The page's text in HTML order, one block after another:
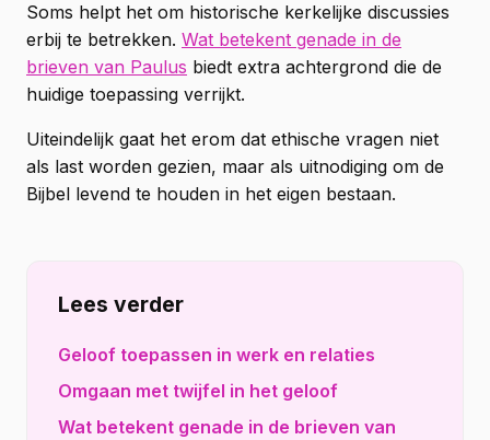
Soms helpt het om historische kerkelijke discussies
erbij te betrekken. Wat betekent genade in de
brieven van Paulus biedt extra achtergrond die de
huidige toepassing verrijkt.
Uiteindelijk gaat het erom dat ethische vragen niet
als last worden gezien, maar als uitnodiging om de
Bijbel levend te houden in het eigen bestaan.
Lees verder
Geloof toepassen in werk en relaties
Omgaan met twijfel in het geloof
Wat betekent genade in de brieven van